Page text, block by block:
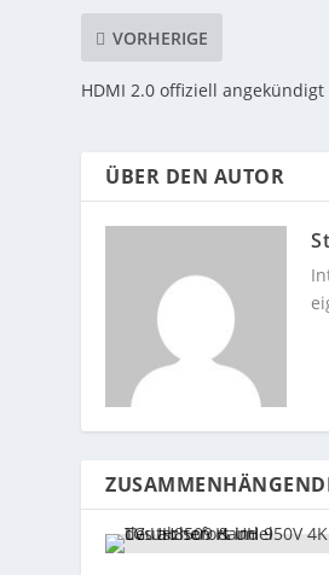
VORHERIGE
HDMI 2.0 offiziell angekündigt
ÜBER DEN AUTOR